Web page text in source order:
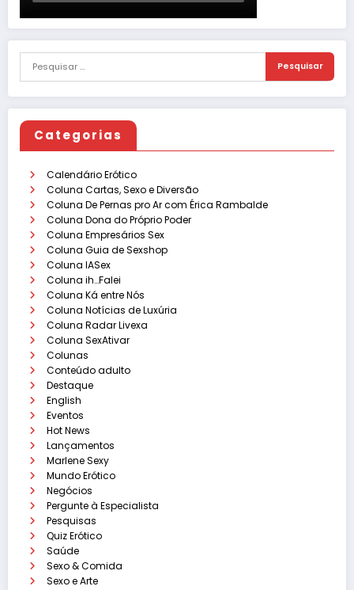
Categorias
Calendário Erótico
Coluna Cartas, Sexo e Diversão
Coluna De Pernas pro Ar com Érica Rambalde
Coluna Dona do Próprio Poder
Coluna Empresários Sex
Coluna Guia de Sexshop
Coluna IASex
Coluna ih…Falei
Coluna Ká entre Nós
Coluna Notícias de Luxúria
Coluna Radar Livexa
Coluna SexAtivar
Colunas
Conteúdo adulto
Destaque
English
Eventos
Hot News
Lançamentos
Marlene Sexy
Mundo Erótico
Negócios
Pergunte à Especialista
Pesquisas
Quiz Erótico
Saúde
Sexo & Comida
Sexo e Arte